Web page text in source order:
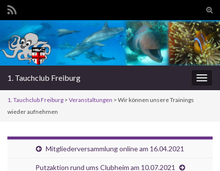
Search for:
1. Tauchclub Freiburg
1. Tauchclub Freiburg > Veranstaltungen > Wir können unsere Trainings
wieder aufnehmen
Mitgliederversammlung online am 16.04.2021
Putzaktion rund ums Clubheim am 10.07.2021